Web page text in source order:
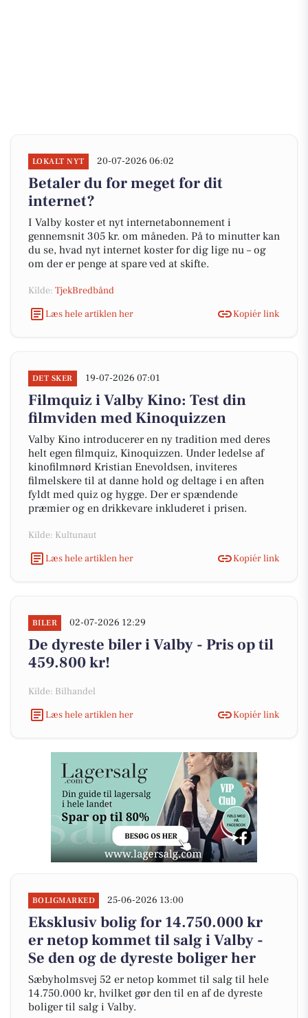
LOKALT NYT 20-07-2026 06:02
Betaler du for meget for dit
internet?
I Valby koster et nyt internetabonnement i
gennemsnit 305 kr. om måneden. På to minutter kan
du se, hvad nyt internet koster for dig lige nu – og
om der er penge at spare ved at skifte.
Kilde: TjekBredbånd
Læs hele artiklen her
Kopiér link
DET SKER 19-07-2026 07:01
Filmquiz i Valby Kino: Test din
filmviden med Kinoquizzen
Valby Kino introducerer en ny tradition med deres
helt egen filmquiz, Kinoquizzen. Under ledelse af
kinofilmnørd Kristian Enevoldsen, inviteres
filmelskere til at danne hold og deltage i en aften
fyldt med quiz og hygge. Der er spændende
præmier og en drikkevare inkluderet i prisen.
Kilde: Kultunaut
Læs hele artiklen her
Kopiér link
BILER 02-07-2026 12:29
De dyreste biler i Valby - Pris op til
459.800 kr!
Kilde: Bilhandel
Læs hele artiklen her
Kopiér link
BOLIGMARKED 25-06-2026 13:00
Eksklusiv bolig for 14.750.000 kr
er netop kommet til salg i Valby -
Se den og de dyreste boliger her
Sæbyholmsvej 52 er netop kommet til salg til hele
14.750.000 kr, hvilket gør den til en af de dyreste
boliger til salg i Valby.